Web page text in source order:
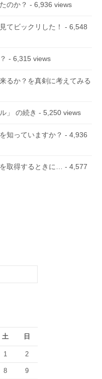
のか？ - 6,936 views
てビックリした！
- 6,548
- 6,315 views
るか？を真剣に考えてみる
」 の続き - 5,250 views
知っていますか？ - 4,936
取得するときに…
- 4,577
土 日
1 2
8 9